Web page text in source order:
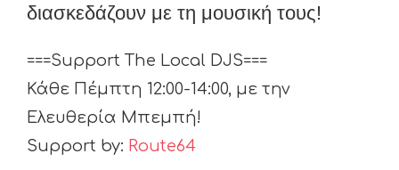
διασκεδάζουν με τη μουσική τους!
===Support The Local DJS===
Κάθε Πέμπτη 12:00-14:00, με την
Ελευθερία Μπεμπή!
Support by: Route64